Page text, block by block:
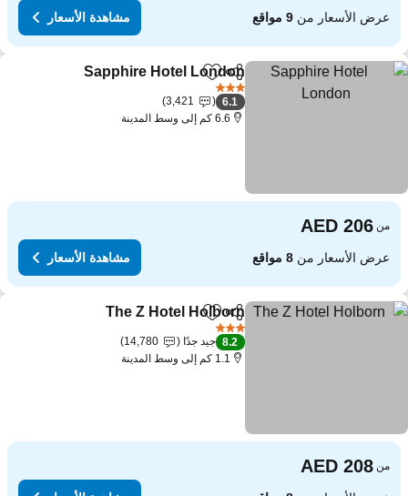
عرض الأسعار من9 مواقع مشاهدة الأسعار
مشاركةAdd to favorites
Sapphire Hotel London
6.1
3,421
6.6 كم إلى وسط المدينة
من
عرض الأسعار من8 مواقع مشاهدة الأسعار
مشاركةAdd to favorites
The Z Hotel Holborn
8.2 جيد جدًا
14,780
1.1 كم إلى وسط المدينة
من